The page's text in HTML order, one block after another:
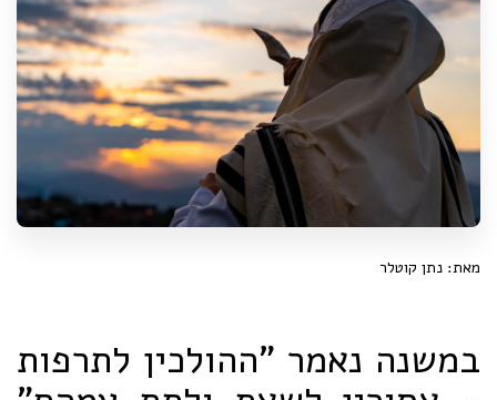
מאת: נתן קוטלר
במשנה נאמר "ההולכין לתרפות